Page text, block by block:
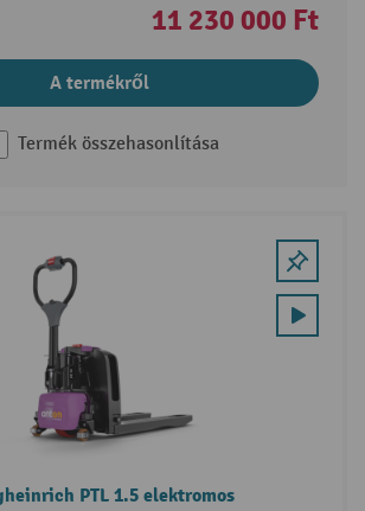
11 230 000 Ft
A termékről
Termék összehasonlítása
PTL 1.5 elektromos